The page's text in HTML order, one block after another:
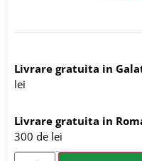
Livrare gratuita in
lei
Livrare gratuita in
300 de lei